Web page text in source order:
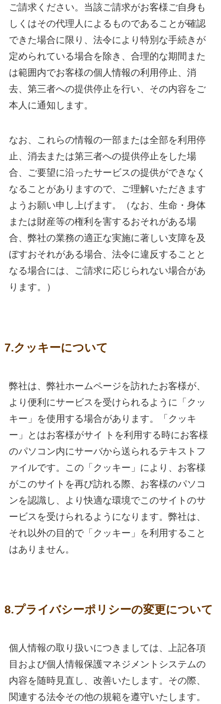
ご請求ください。当該ご請求がお客様ご自身も
しくはその代理人によるものであることが確認
できた場合に限り、法令により特別な手続きが
定められている場合を除き、合理的な期間また
は範囲内でお客様の個人情報の利用停止、消
去、第三者への提供停止を行い、その内容をご
本人に通知します。
なお、これらの情報の一部または全部を利用停
止、消去または第三者への提供停止をした場
合、ご要望に沿ったサービスの提供ができなく
なることがありますので、ご理解いただきます
ようお願い申し上げます。（なお、生命・身体
または財産等の権利を害するおそれがある場
合、弊社の業務の適正な実施に著しい支障を及
ぼすおそれがある場合、法令に違反することと
なる場合には、ご請求に応じられない場合があ
ります。）
7.クッキーについて
弊社は、弊社ホームページを訪れたお客様が、
より便利にサービスを受けられるように「クッ
キー」を使用する場合があります。「クッキ
ー」とはお客様がサイ トを利用する時にお客様
のパソコン内にサーバから送られるテキストフ
ァイルです。この「クッキー」により、お客様
がこのサイトを再び訪れる際、お客様のパソコ
ンを認識し、より快適な環境でこのサイトのサ
ービスを受けられるようになります。弊社は、
それ以外の目的で「クッキー」を利用すること
はありません。
8.プライバシーポリシーの変更について
個人情報の取り扱いにつきましては、上記各項
目および個人情報保護マネジメントシステムの
内容を随時見直し、改善いたします。その際、
関連する法令その他の規範を遵守いたします。